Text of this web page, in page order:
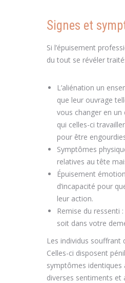
Signes et
Si l’épuisement
du tout se révéler
L’aliénation un
que leur ouvrage
vous changer en
qui celles-ci
pour être
Symptômes
relatives au tête
Épuisement
d’incapacité pour
leur action.
Remise du ressenti
soit dans votre
Les individus souffrant
Celles-ci disposent
symptômes identiques
diverses sentiments et